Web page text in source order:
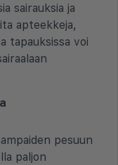
sairauksia ja
apteekkeja,
tapauksissa voi
pesuun
paljon